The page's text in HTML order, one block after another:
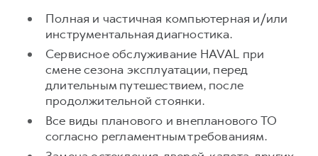
Полная и частичная компьютерная и/или
инструментальная диагностика.
Сервисное обслуживание HAVAL при
смене сезона эксплуатации, перед
длительным путешествием, после
продолжительной стоянки.
Все виды планового и внепланового ТО
согласно регламентным требованиям.